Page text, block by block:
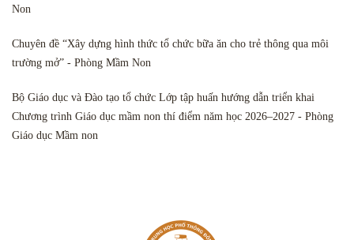
Non
Chuyên đề “Xây dựng hình thức tổ chức bữa ăn cho trẻ thông qua môi
trường mở” - Phòng Mầm Non
Bộ Giáo dục và Đào tạo tổ chức Lớp tập huấn hướng dẫn triển khai
Chương trình Giáo dục mầm non thí điểm năm học 2026–2027 - Phòng
Giáo dục Mầm non